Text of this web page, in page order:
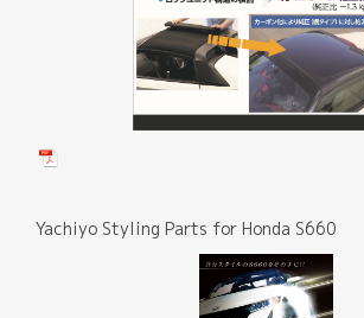
Yachiyo Styling Parts for Honda S660